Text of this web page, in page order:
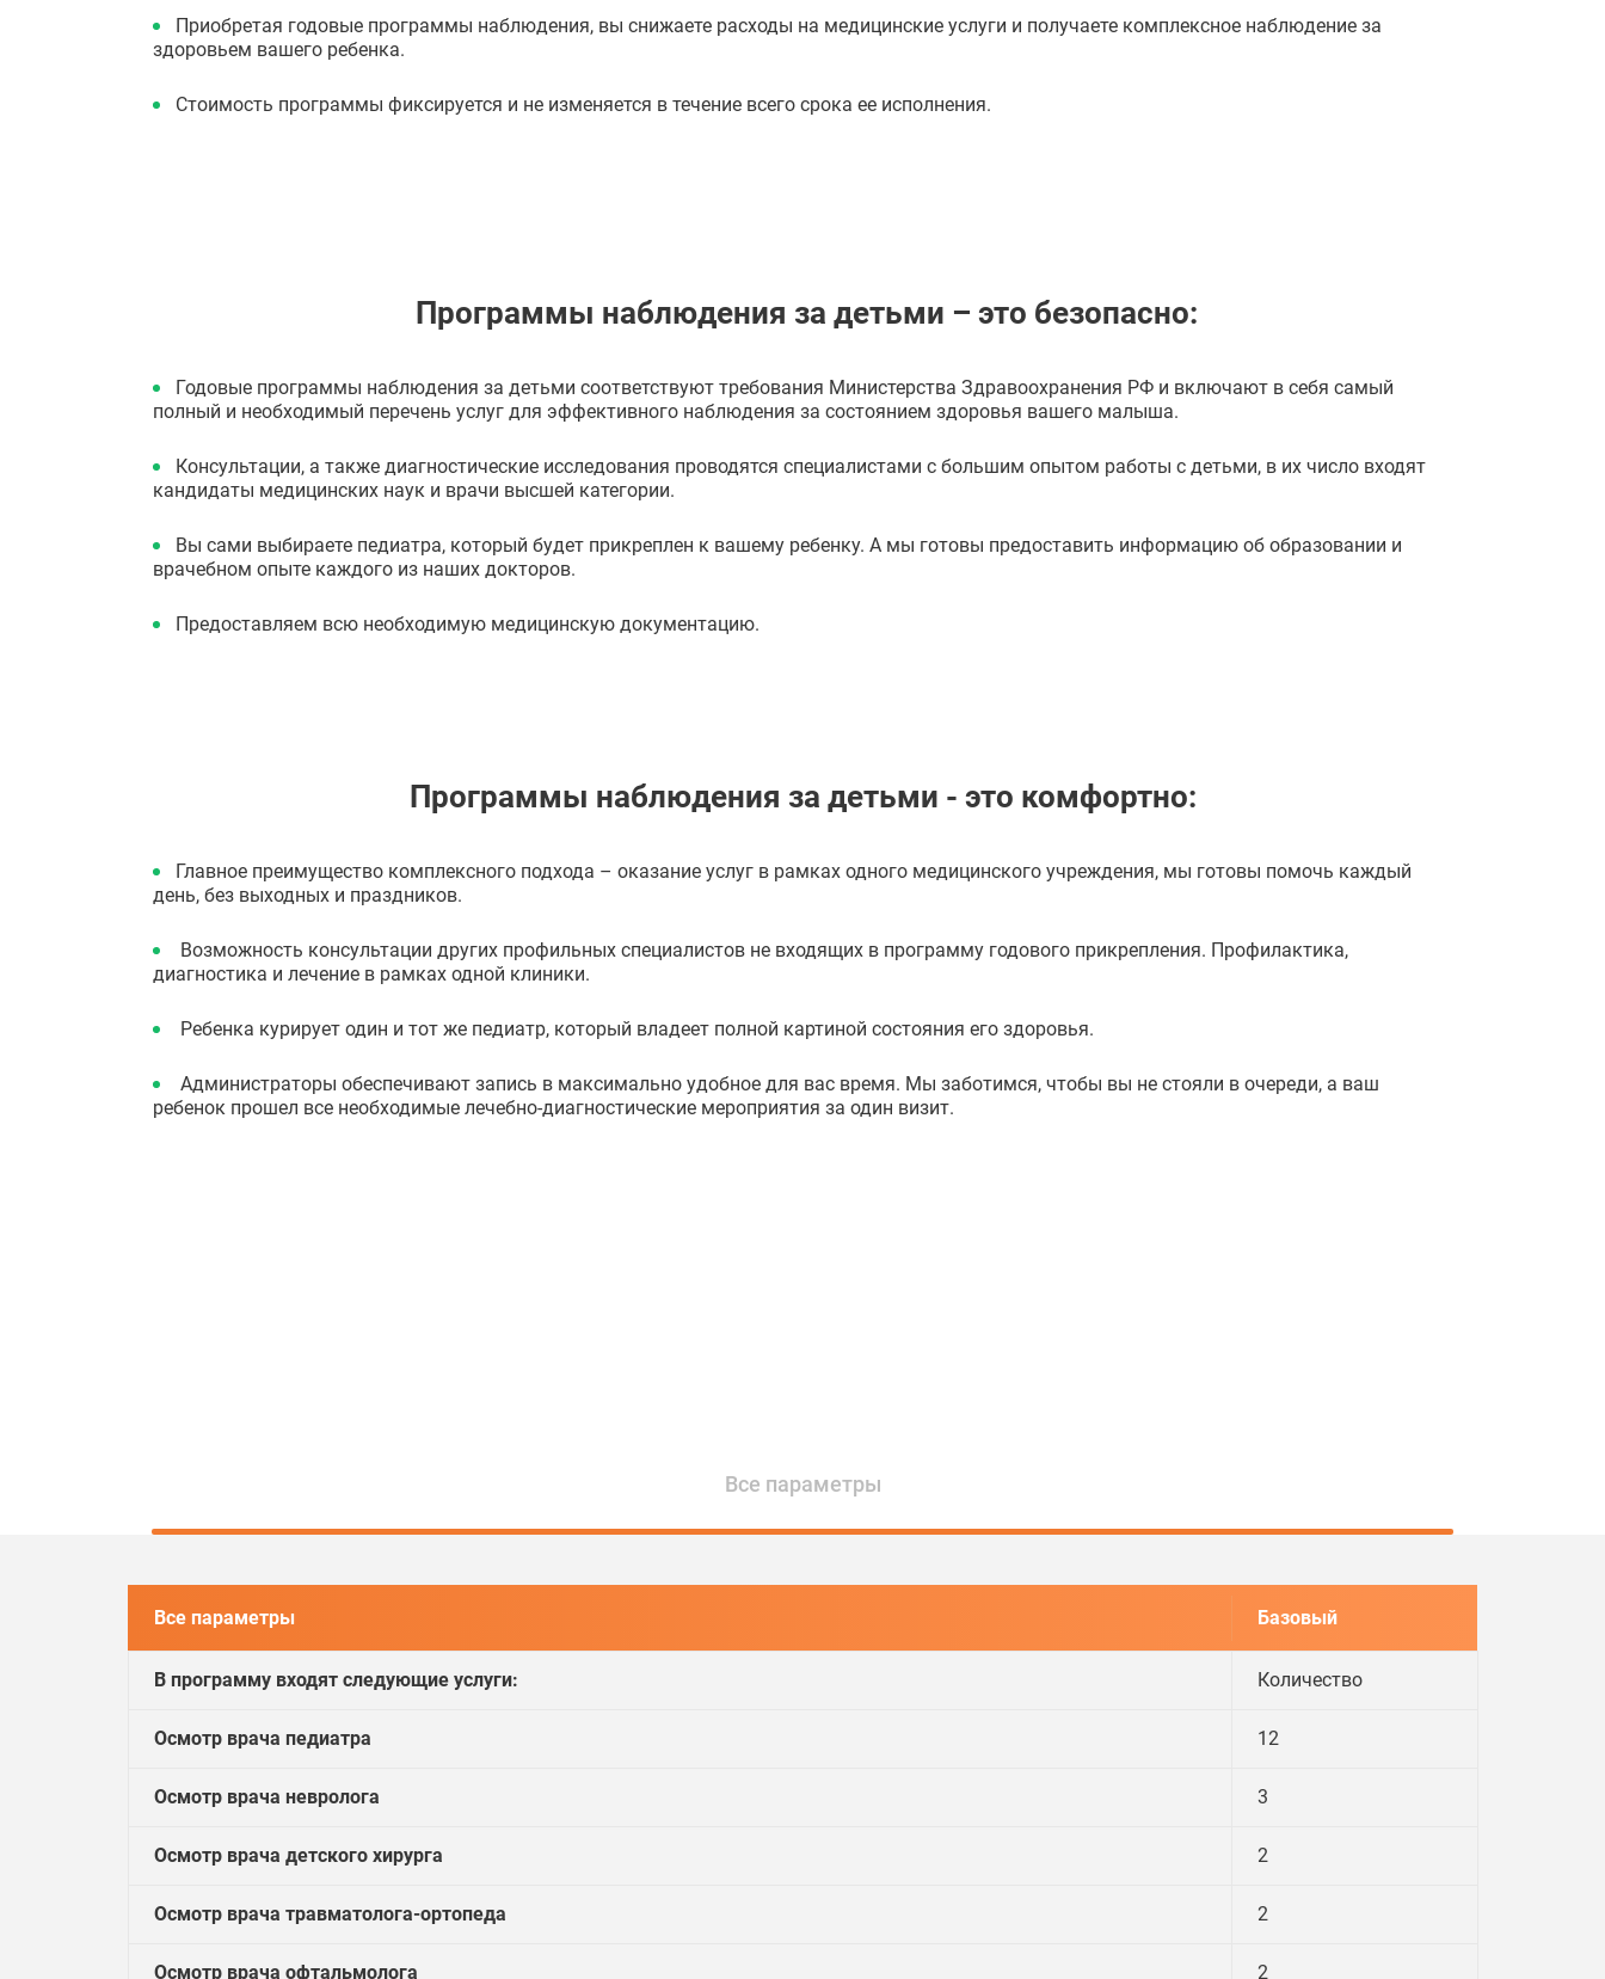
Приобретая годовые программы наблюдения, вы снижаете расходы на медицинские услуги и получаете комплексное наблюдение за
здоровьем вашего ребенка.
Стоимость программы фиксируется и не изменяется в течение всего срока ее исполнения.
Программы наблюдения за детьми – это безопасно:
Годовые программы наблюдения за детьми соответствуют требования Министерства Здравоохранения РФ и включают в себя самый
полный и необходимый перечень услуг для эффективного наблюдения за состоянием здоровья вашего малыша.
Консультации, а также диагностические исследования проводятся специалистами с большим опытом работы с детьми, в их число входят
кандидаты медицинских наук и врачи высшей категории.
Вы сами выбираете педиатра, который будет прикреплен к вашему ребенку. А мы готовы предоставить информацию об образовании и
врачебном опыте каждого из наших докторов.
Предоставляем всю необходимую медицинскую документацию.
Программы наблюдения за детьми - это комфортно:
Главное преимущество комплексного подхода – оказание услуг в рамках одного медицинского учреждения, мы готовы помочь каждый
день, без выходных и праздников.
Возможность консультации других профильных специалистов не входящих в программу годового прикрепления. Профилактика,
диагностика и лечение в рамках одной клиники.
Ребенка курирует один и тот же педиатр, который владеет полной картиной состояния его здоровья.
Администраторы обеспечивают запись в максимально удобное для вас время. Мы заботимся, чтобы вы не стояли в очереди, а ваш
ребенок прошел все необходимые лечебно-диагностические мероприятия за один визит.
Все параметры
Все параметры Базовый
В программу входят следующие услуги: Количество
Осмотр врача педиатра 12
Осмотр врача невролога 3
Осмотр врача детского хирурга 2
Осмотр врача травматолога-ортопеда 2
Осмотр врача офтальмолога 2